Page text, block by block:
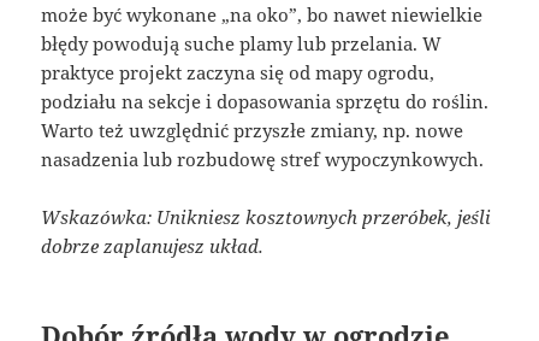
może być wykonane „na oko”, bo nawet niewielkie
błędy powodują suche plamy lub przelania. W
praktyce projekt zaczyna się od mapy ogrodu,
podziału na sekcje i dopasowania sprzętu do roślin.
Warto też uwzględnić przyszłe zmiany, np. nowe
nasadzenia lub rozbudowę stref wypoczynkowych.
Wskazówka: Unikniesz kosztownych przeróbek, jeśli
dobrze zaplanujesz układ.